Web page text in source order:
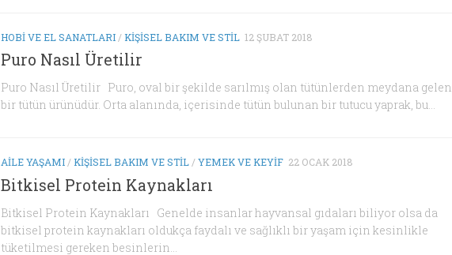
HOBI VE EL SANATLARI /KIŞISEL BAKIM VE STIL 12 ŞUBAT 2018
Puro Nasıl Üretilir
Puro Nasıl Üretilir Puro, oval bir şekilde sarılmış olan tütünlerden meydana gelen
bir tütün ürünüdür. Orta alanında, içerisinde tütün bulunan bir tutucu yaprak, bu...
AILE YAŞAMI /KIŞISEL BAKIM VE STIL /YEMEK VE KEYIF 22 OCAK 2018
Bitkisel Protein Kaynakları
Bitkisel Protein Kaynakları Genelde insanlar hayvansal gıdaları biliyor olsa da
bitkisel protein kaynakları oldukça faydalı ve sağlıklı bir yaşam için kesinlikle
tüketilmesi gereken besinlerin...